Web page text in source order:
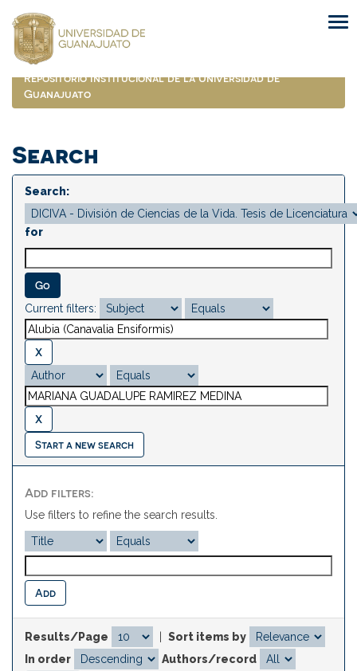
navigation
Repositorio Institucional de la Universidad de
Guanajuato
Search
Search:
for
Current filters:
Start a new search
Add filters:
Use filters to refine the search results.
Results/Page
Sort items by
In order
Authors/record